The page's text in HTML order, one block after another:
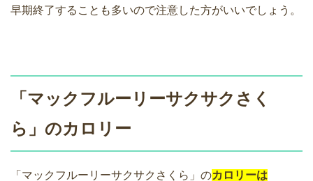
早期終了することも多いので注意した方がいいでしょう。
「マックフルーリーサクサクさく
ら」のカロリー
「マックフルーリーサクサクさくら」のカロリーは